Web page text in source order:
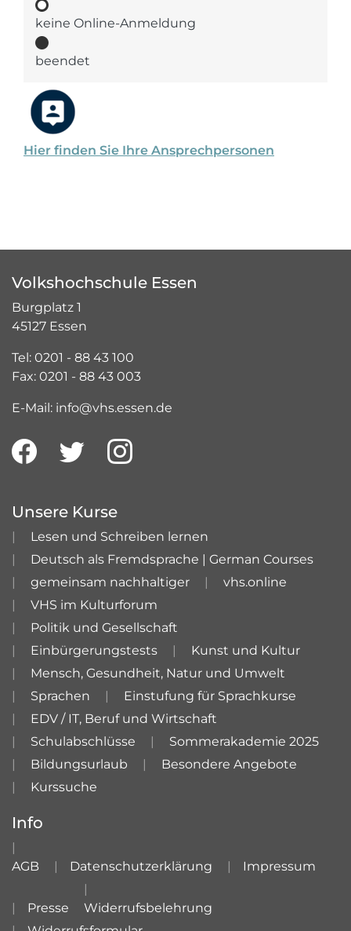
Hier finden Sie Ihre Ansprechpersonen
keine Online-Anmeldung
beendet
Volkshochschule Essen
Burgplatz 1
45127 Essen
Tel: 0201 - 88 43 100
Fax: 0201 - 88 43 003
E-Mail: info@vhs.essen.de
Unsere Kurse
Lesen und Schreiben lernen
Deutsch als Fremdsprache | German Courses
gemeinsam nachhaltiger
vhs.online
VHS im Kulturforum
Politik und Gesellschaft
Einbürgerungstests
Kunst und Kultur
Mensch, Gesundheit, Natur und Umwelt
Sprachen
Einstufung für Sprachkurse
EDV / IT, Beruf und Wirtschaft
Schulabschlüsse
Sommerakademie 2025
Bildungsurlaub
Besondere Angebote
Kurssuche
Info
AGB Datenschutzerklärung Impressum
Presse
Widerrufsbelehrung